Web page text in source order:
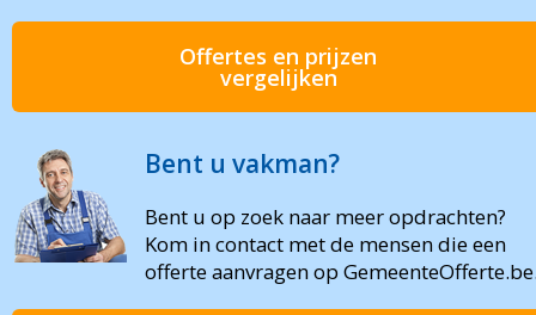
Offertes en prijzen
vergelijken
Bent u vakman?
Bent u op zoek naar meer opdrachten?
Kom in contact met de mensen die een
offerte aanvragen op